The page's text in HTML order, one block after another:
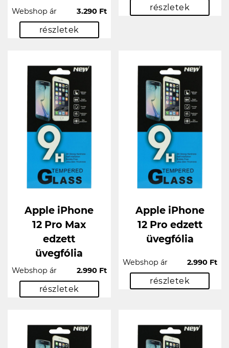
Webshop ár 3.290 Ft
részletek
részletek
Apple iPhone
12 Pro Max
edzett
üvegfólia
Webshop ár 2.990 Ft
részletek
Apple iPhone
12 Pro edzett
üvegfólia
Webshop ár 2.990 Ft
részletek